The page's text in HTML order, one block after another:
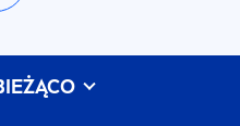
Black
na czarnych.